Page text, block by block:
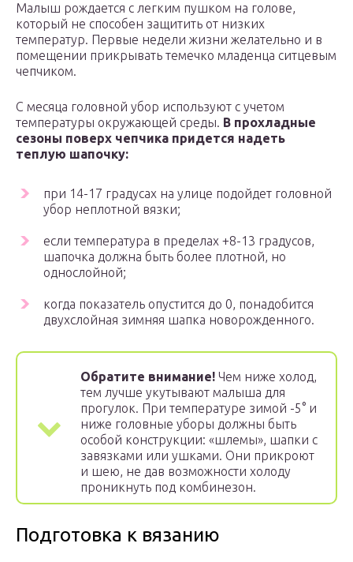
Малыш рождается с легким пушком на голове,
который не способен защитить от низких
температур. Первые недели жизни желательно и в
помещении прикрывать темечко младенца ситцевым
чепчиком.
С месяца головной убор используют с учетом
температуры окружающей среды. В прохладные
сезоны поверх чепчика придется надеть
теплую шапочку:
при 14-17 градусах на улице подойдет головной
убор неплотной вязки;
если температура в пределах +8-13 градусов,
шапочка должна быть более плотной, но
однослойной;
когда показатель опустится до 0, понадобится
двухслойная зимняя шапка новорожденного.
Обратите внимание! Чем ниже холод,
тем лучше укутывают малыша для
прогулок. При температуре зимой -5° и
ниже головные уборы должны быть
особой конструкции: «шлемы», шапки с
завязками или ушками. Они прикроют
и шею, не дав возможности холоду
проникнуть под комбинезон.
Подготовка к вязанию